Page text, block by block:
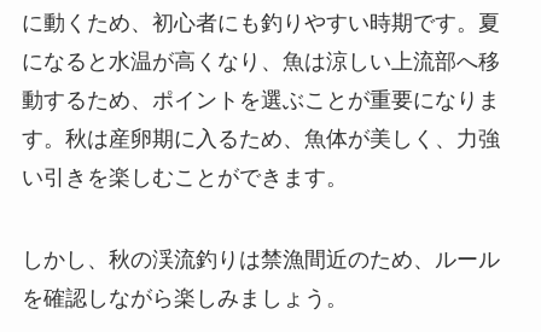
に動くため、初心者にも釣りやすい時期です。 夏
になると水温が高くなり、魚は涼しい上流部へ移
動するため、ポイントを選ぶことが重要になりま
す。 秋は産卵期に入るため、魚体が美しく、力強
い引きを楽しむことができます。
しかし、秋の渓流釣りは禁漁間近のため、ルール
を確認しながら楽しみましょう。